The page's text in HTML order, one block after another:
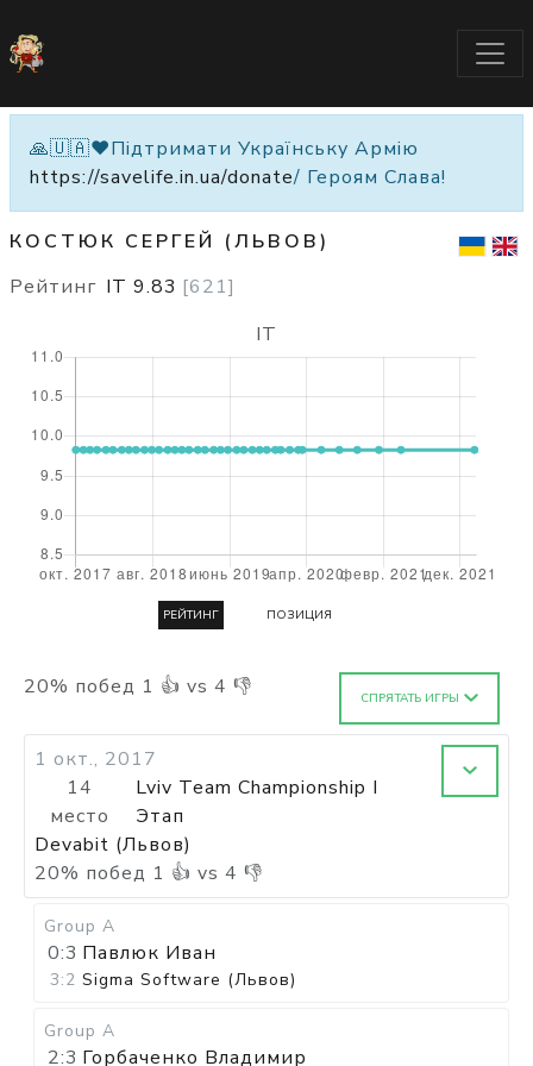
🙏🇺🇦❤️Підтримати Українську Армію
https://savelife.in.ua/donate/ Героям Слава!
КОСТЮК СЕРГЕЙ (ЛЬВОВ)
Рейтинг IT 9.83 [621]
20% побед 1 👍 vs 4 👎 СПРЯТАТЬ ИГРЫ
1 окт., 2017
14
место
Lviv Team Championship I
Этап
Devabit (Львов)
20% побед 1 👍 vs 4 👎
Group A
0:3 Павлюк Иван
3:2 Sigma Software (Львов)
Group A
2:3 Горбаченко Владимир
IT
РЕЙТИНГ ПОЗИЦИЯ